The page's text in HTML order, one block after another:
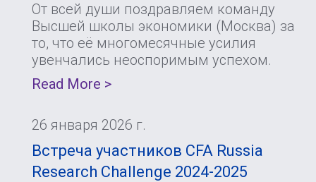
От всей души поздравляем команду
Высшей школы экономики (Москва) за
то, что её многомесячные усилия
увенчались неоспоримым успехом.
Read More >
26 января 2026 г.
Встреча участников CFA Russia
Research Challenge 2024-2025